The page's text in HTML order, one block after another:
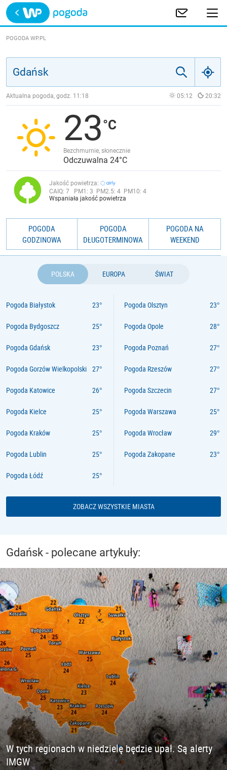
Trwa ładowanie
POLSKA
JAKOŚĆ POWIETRZA
POGODA WP.PL
Aktualna pogoda, godz. 11:18 05:12 20:32
23
Bezchmurnie, słonecznie
Odczuwalna 24°C
Jakość powietrza:
CAIQ: 7 PM1: 3 PM2.5: 4 PM10: 4
Wspaniała jakość powietrza
POGODA
GODZINOWA
POGODA
DŁUGOTERMINOWA
POGODA NA
WEEKEND
POLSKA EUROPA ŚWIAT
Pogoda Białystok
Pogoda Bydgoszcz
Pogoda Gdańsk
Pogoda Gorzów Wielkopolski
Pogoda Katowice
Pogoda Kielce
Pogoda Kraków
Pogoda Lublin
Pogoda Łódź
Pogoda Olsztyn
Pogoda Opole
Pogoda Poznań
Pogoda Rzeszów
Pogoda Szczecin
Pogoda Warszawa
Pogoda Wrocław
Pogoda Zakopane
ZOBACZ WSZYSTKIE MIASTA
Gdańsk - polecane artykuły:
W tych regionach w niedzielę będzie upał. Są alerty
IMGW